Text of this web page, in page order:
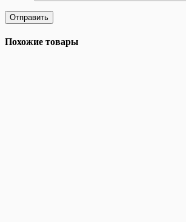
Похожие товары